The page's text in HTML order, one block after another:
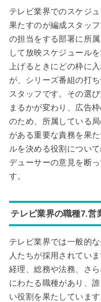
テレビ業界でのスケジ
果たすのが編成スタッ
の担当をする部署に所
して放映スケジュール
上げるときにどの枠に
が、シリーズ番組の打
スタッフです。その選
まるかが変わり、広告
のため、所属している
がある重要な責務を果
ルを決める役割につい
デューサーの意見を断
す。
テレビ業界の職種7.営
テレビ業界では一般的
人たちが採用されてい
経理、総務や法務、さ
にわたる職種があり、
い役割を果たしていま